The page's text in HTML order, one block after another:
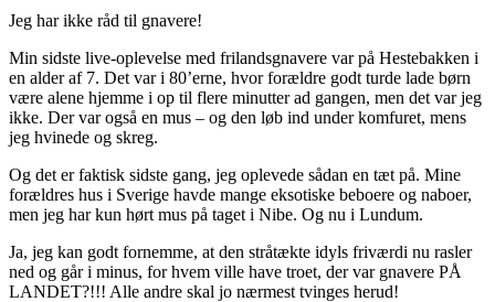
Jeg har ikke råd til gnavere!
Min sidste live-oplevelse med frilandsgnavere var på Hestebakken i
en alder af 7. Det var i 80’erne, hvor forældre godt turde lade børn
være alene hjemme i op til flere minutter ad gangen, men det var jeg
ikke. Der var også en mus – og den løb ind under komfuret, mens
jeg hvinede og skreg.
Og det er faktisk sidste gang, jeg oplevede sådan en tæt på. Mine
forældres hus i Sverige havde mange eksotiske beboere og naboer,
men jeg har kun hørt mus på taget i Nibe. Og nu i Lundum.
Ja, jeg kan godt fornemme, at den stråtækte idyls friværdi nu rasler
ned og går i minus, for hvem ville have troet, der var gnavere PÅ
LANDET?!!! Alle andre skal jo nærmest tvinges herud!